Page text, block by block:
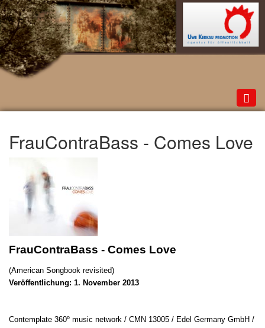
FrauContraBass - Comes Love
FrauContraBass - Comes Love
(American Songbook revisited)
Veröffentlichung: 1. November 2013
Contemplate 360º music network / CMN 13005 / Edel Germany GmbH /